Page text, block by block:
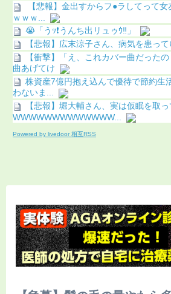
【悲報】金出すからフ●ラしてって
ｗｗｗ...
😭「うｯ❗️うんち出リュゥｳ‼️」
【悲報】広末涼子さん、病気を患っ
【衝撃】「え、これカバー曲だった
曲あげてけ
株資産7億円抱え込んで優待で節約生
わないま...
【悲報】堀大輔さん、実は仮眠を取っ
WWWWWWWWWWWWW...
Powered by livedoor 相互RSS